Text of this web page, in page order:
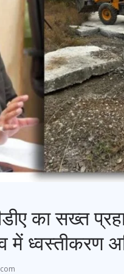
का सख्त
में ध्वस्तीकरण